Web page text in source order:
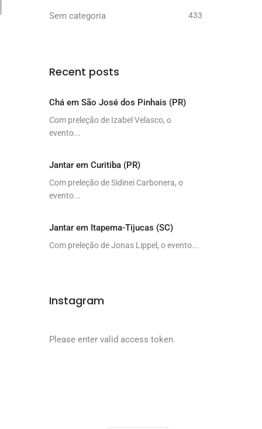
Sem categoria 433
Recent posts
Chá em São José dos Pinhais (PR)
Com preleção de Izabel Velasco, o
evento...
Jantar em Curitiba (PR)
Com preleção de Sidinei Carbonera, o
evento...
Jantar em Itapema-Tijucas (SC)
Com preleção de Jonas Lippel, o evento...
Instagram
Please enter valid access token.